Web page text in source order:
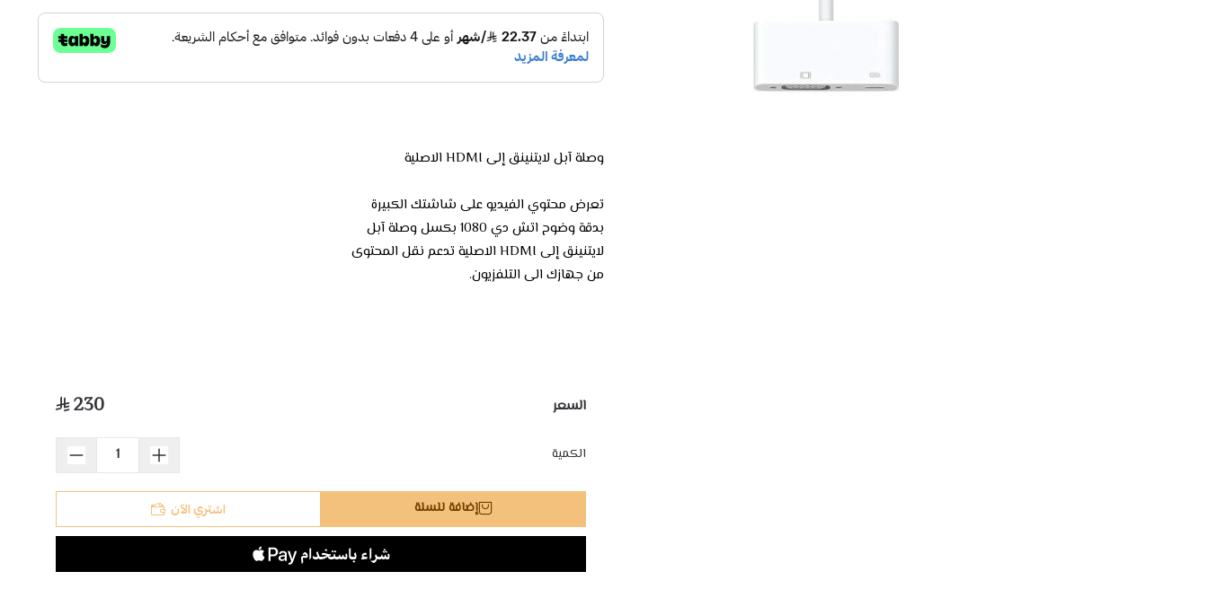
وصلة آبل لايتنينق إلى HDMI الاصلية
تعرض محتوي الفيديو على شاشتك الكبيرة
بدقة وضوح اتش دي 1080 بكسل وصلة آبل
لايتنينق إلى HDMI الاصلية تدعم نقل المحتوى
من جهازك الى التلفزيون.
السعر 230
الكمية
إضافة للسلة اشتري الآن